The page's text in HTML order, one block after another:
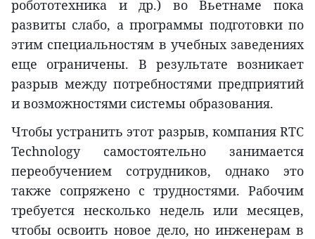
робототехника и др.) во Вьетнаме пока
развиты слабо, а программы подготовки по
этим специальностям в учебных заведениях
еще ограничены. В результате возникает
разрыв между потребностями предприятий
и возможностями системы образования.
Чтобы устранить этот разрыв, компания RTC
Technology самостоятельно занимается
переобучением сотрудников, однако это
также сопряжено с трудностями. Рабочим
требуется несколько недель или месяцев,
чтобы освоить новое дело, но инженерам в